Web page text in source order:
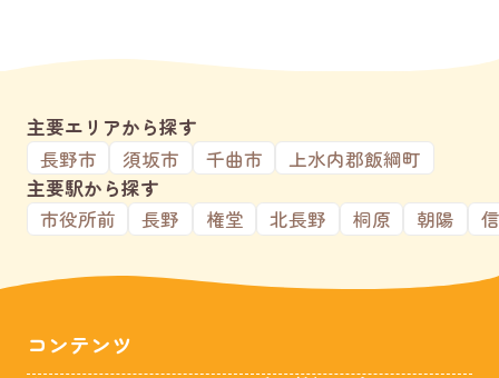
主要エリアから探す
長野市
須坂市 千曲市
上水内郡飯綱町
主要駅から探す
市役所前
長野 権堂 北長野 桐原 朝陽
コンテンツ